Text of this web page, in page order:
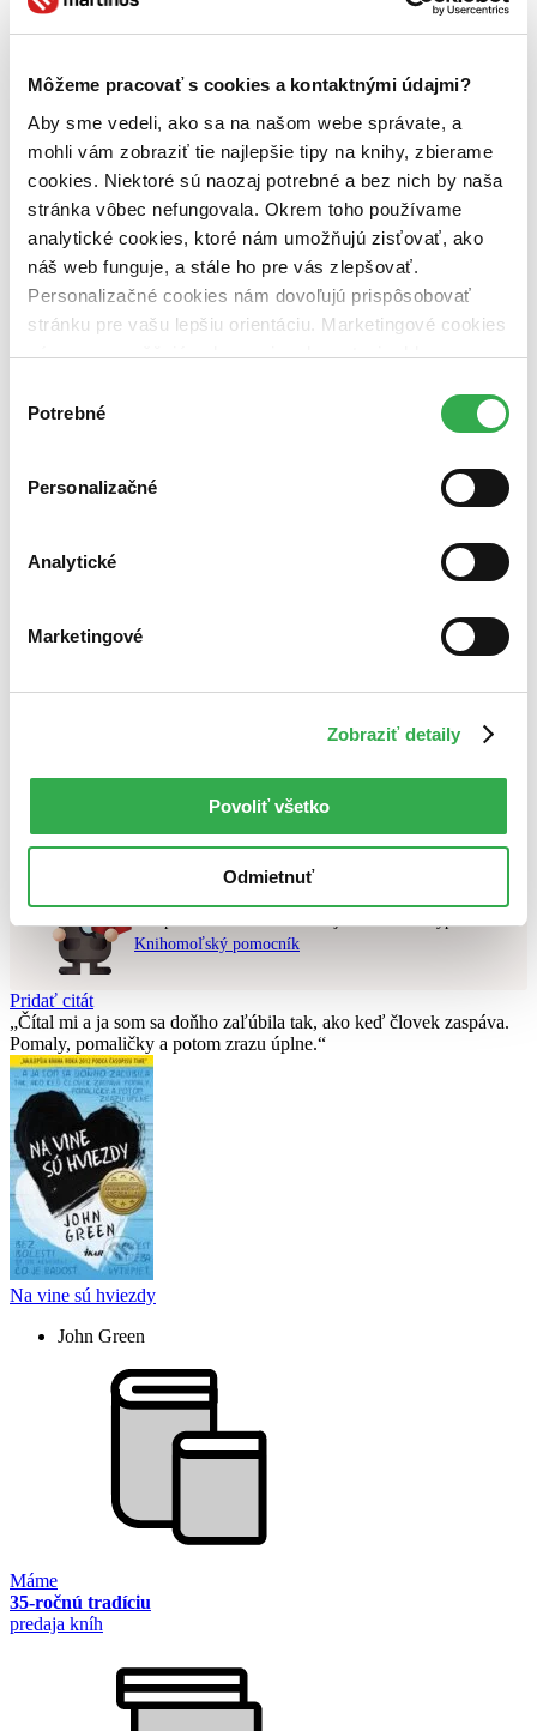
Môžeme pracovať s cookies a kontaktnými údajmi?
Aby sme vedeli, ako sa na našom webe správate, a
mohli vám zobraziť tie najlepšie tipy na knihy, zbierame
cookies. Niektoré sú naozaj potrebné a bez nich by naša
stránka vôbec nefungovala. Okrem toho používame
analytické cookies, ktoré nám umožňujú zisťovať, ako
náš web funguje, a stále ho pre vás zlepšovať.
Personalizačné cookies nám dovoľujú prispôsobovať
stránku pre vašu lepšiu orientáciu. Marketingové cookies
nám zas umožňujú zobrazenie relevantnej reklamy.
nám pomohlo, keby sme mohli používať všetky tieto
súhlasu
Potrebné
Personalizačné
Analytické
Marketingové
Zobraziť detaily
Povoliť všetko
Odmietnuť
pripravujeme (0 titulov)pripravujeme
dostupná (bez vypredaných) (0 titulov)dostupná (bez
vypredaných)
Nové / čítané
nová (0 titulov)nová
čítaná (0 titulov)čítaná
čítaná - výborný stav (0 titulov)
čítaná - výborný stav
čítaná - mierne opotrebovaná (0 titulov)
opotrebovaná
čítané verzie vypredaných kníh (0 titulov)čítané verzie
Bestsellery
Top hodnotené
Najlacnejšie
Skúste prosím zmeniť vyhľadávaný výraz.
Knihomoľský pomocník
Pridať citát
Čítal mi a ja som sa doňho zaľúbila tak, ako keď človek zaspáva.
Pomaly, pomaličky a potom zrazu úplne.
Na vine sú hviezdy
John Green
Máme
35-ročnú tradíciu
predaja kníh